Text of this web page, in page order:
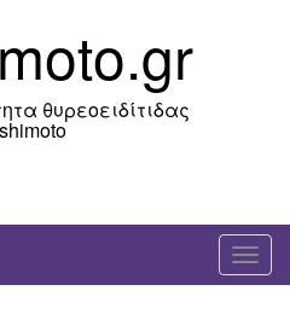
θυρεοειδίτιδας
T
o